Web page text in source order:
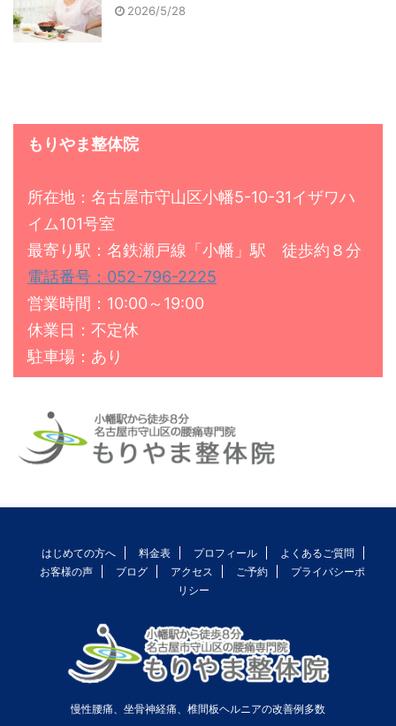
2026/5/28
もりやま整体院
所在地：名古屋市守山区小幡5-10-31イザワハ
イム101号室
最寄り駅：名鉄瀬戸線「小幡」駅 徒歩約８分
電話番号：052-796-2225
営業時間：10:00～19:00
休業日：不定休
駐車場：あり
はじめての方へ 料金表 プロフィール
よくあるご質問
お客様の声
ブログ アクセス ご予約
プライバシーポ
リシー
慢性腰痛、坐骨神経痛、椎間板ヘルニアの改善例多数